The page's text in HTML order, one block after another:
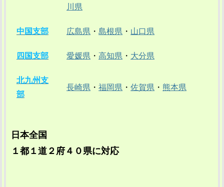
川県
中国支部 広島県 ・ 島根県 ・ 山口県
四国支部 愛媛県 ・ 高知県 ・ 大分県
北九州支
部
長崎県 ・ 福岡県 ・ 佐賀県 ・ 熊本県
日本全国
１都１道２府４０県に対応